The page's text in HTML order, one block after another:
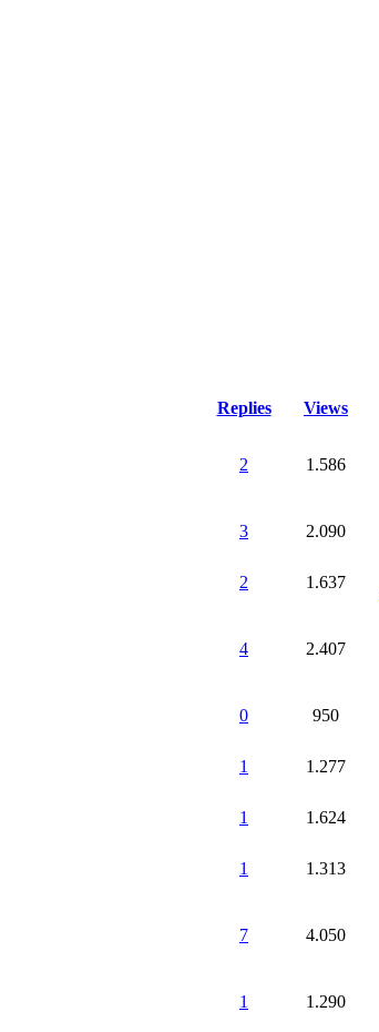
Replies Views
2 1.586
3 2.090
2 1.637
4 2.407
0 950
1 1.277
1 1.624
1 1.313
7 4.050
1 1.290